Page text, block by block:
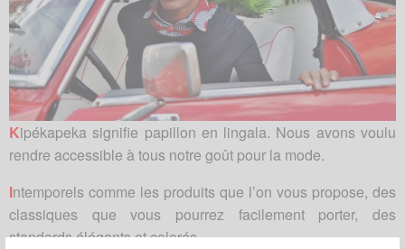
Kipékapeka signifie papillon en lingala. Nous avons voulu
rendre accessible à tous notre goût pour la mode.
Intemporels comme les produits que l’on vous propose, des
classiques que vous pourrez facilement porter, des
standards élégants et colorés.